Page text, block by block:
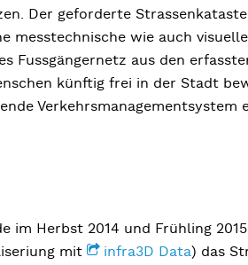
Der geforderte
messtechnische wie auch
Fussgängernetz aus den
künftig frei in der Stadt
Verkehrsmanagementsystem
Herbst 2014 und Frühling 2015
mit
infra3D Data) das